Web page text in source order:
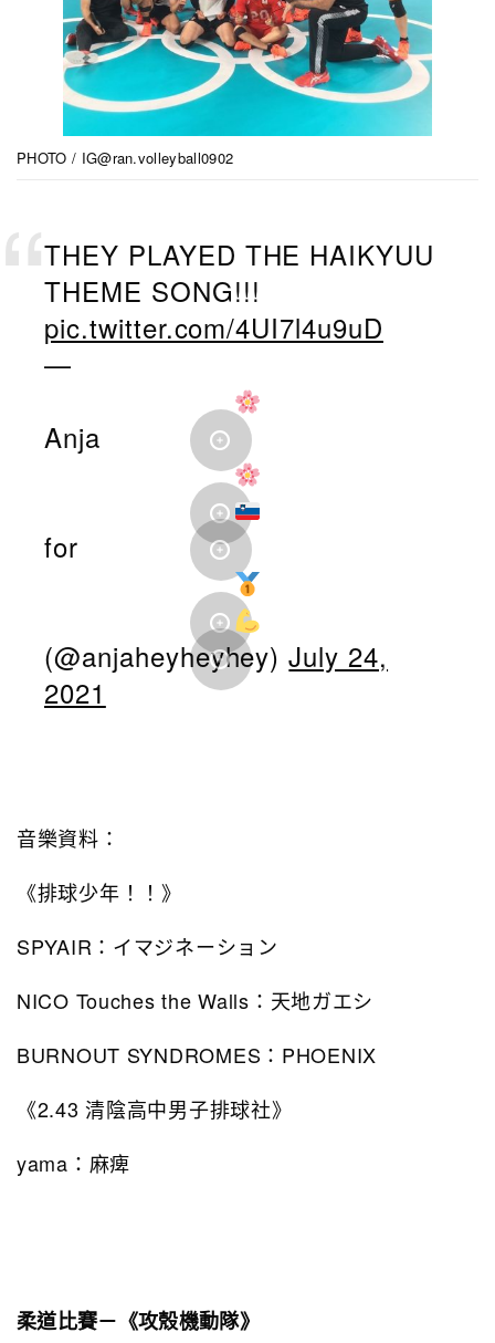
PHOTO / IG@ran.volleyball0902
THEY PLAYED THE HAIKYUU
THEME SONG!!!
pic.twitter.com/4UI7l4u9uD
—
Anja
for
(@anjaheyheyhey)July 24,
2021
音樂資料：
《排球少年！！》
SPYAIR：イマジネーション
NICO Touches the Walls：天地ガエシ
BURNOUT SYNDROMES：PHOENIX
《2.43 清陰高中男子排球社》
yama：麻痺
柔道比賽－《攻殼機動隊》